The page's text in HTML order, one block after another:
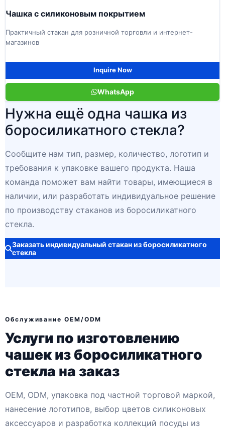
Чашка с силиконовым покрытием
Практичный стакан для розничной торговли и интернет-
магазинов
Inquire Now
WhatsApp
Нужна ещё одна чашка из
боросиликатного стекла?
Сообщите нам тип, размер, количество, логотип и
требования к упаковке вашего продукта. Наша
команда поможет вам найти товары, имеющиеся в
наличии, или разработать индивидуальное решение
по производству стаканов из боросиликатного
стекла.
Заказать индивидуальный стакан из боросиликатного
стекла
Обслуживание OEM/ODM
Услуги по изготовлению
чашек из боросиликатного
стекла на заказ
OEM, ODM, упаковка под частной торговой маркой,
нанесение логотипов, выбор цветов силиконовых
аксессуаров и разработка коллекций посуды из